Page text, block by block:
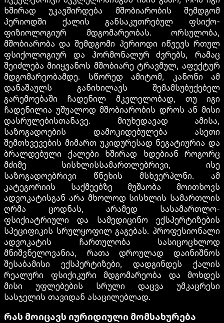
ხშირად უკავშირდება მშობიარობის შემდგომ
პერიოდში ქალის განსაკუთრებულ ფსიქო-
ფიზიოლოგიურ მდგომარეობას. ორსულობა,
მშობიარობა და შემდგომი პერიოდი იწვევს რთულ
ფსიქოლოგიურ და ჰორმონალურ ძვრებს, რამაც
შეიძლება მიიყვანოს მშობიარე ტრავმულ, აფექტურ
მდგომარეობამდე. სწორედ ამიტომ, კანონი ამ
დანაშაულს განიხილავს შემამსუბუქებელ
გარემოებაში ჩადენილ მკვლელობად, თუ იგი
ჩადენილია უშუალოდ მშობიარობის დროს ან მისი
დასრულებისთანავე. მიუხედავად ამისა,
საზოგადოების დამოკიდებულება ასეთი
შემთხვევების მიმართ უკიდურესად ნეგატიურია და
ბრალდებული ქალები ხშირად ხდებიან როგორც
მძიმე სისხლისსამართლებრივი, ისე
საზოგადოებრივი წნეხის მსხვერპლნი. ამ
კატეგორიის საქმეებზე მუშაობა მოითხოვს
ადვოკატისგან არა მხოლოდ სისხლის სამართლის
ღრმა ცოდნას, არამედ სასამართლო-
ფსიქიატრიული და სამედიცინო ექსპერტიზების
სპეციფიკის სრულყოფილ გაგებას. პროფესიონალი
ადვოკატის ჩართულობა სასიცოცხლოდ
მნიშვნელოვანია, რათა დროულად დაინიშნოს
შესაბამისი ექსპერტიზები, დადგინდეს ქალის
რეალური ფსიქიკური მდგომარეობა და მოხდეს
მისი უფლებების სრული დაცვა უმკაცრესი
სასჯელის თავიდან ასაცილებლად.
რას მოიცავს იურიდიული მომსახურება